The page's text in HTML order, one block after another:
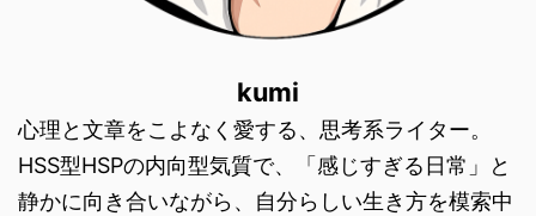
kumi
心理と文章をこよなく愛する、思考系ライター。
HSS型HSPの内向型気質で、「感じすぎる日常」と
静かに向き合いながら、自分らしい生き方を模索中